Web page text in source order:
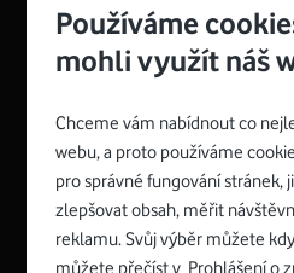
Zyxel VMG8623-T50B:
Rozměry modemu jsou 16 x 22
a nabízí 4 gigabitové LAN porty
Spojte se s
Používáme
mohli využít náš
Chceme vám nabídnout co
webu, a proto používáme
pro správné fungování stránek,
zlepšovat obsah, měřit
reklamu. Svůj výběr můžete
můžete přečíst v Prohlášení o